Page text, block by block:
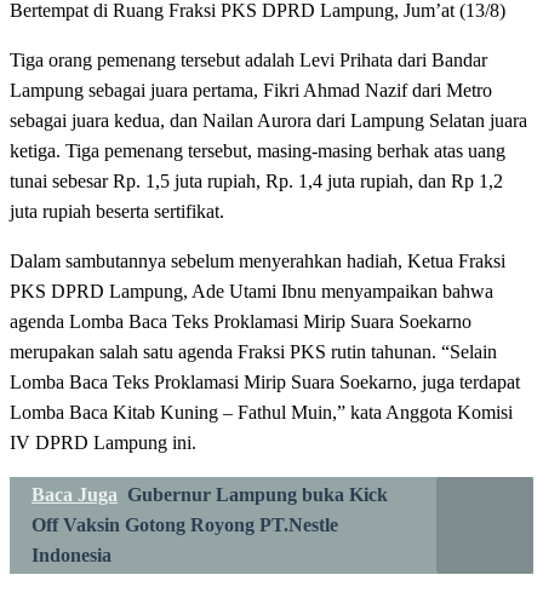
Bertempat di Ruang Fraksi PKS DPRD Lampung, Jum’at (13/8)
Tiga orang pemenang tersebut adalah Levi Prihata dari Bandar
Lampung sebagai juara pertama, Fikri Ahmad Nazif dari Metro
sebagai juara kedua, dan Nailan Aurora dari Lampung Selatan juara
ketiga. Tiga pemenang tersebut, masing-masing berhak atas uang
tunai sebesar Rp. 1,5 juta rupiah, Rp. 1,4 juta rupiah, dan Rp 1,2
juta rupiah beserta sertifikat.
Dalam sambutannya sebelum menyerahkan hadiah, Ketua Fraksi
PKS DPRD Lampung, Ade Utami Ibnu menyampaikan bahwa
agenda Lomba Baca Teks Proklamasi Mirip Suara Soekarno
merupakan salah satu agenda Fraksi PKS rutin tahunan. “Selain
Lomba Baca Teks Proklamasi Mirip Suara Soekarno, juga terdapat
Lomba Baca Kitab Kuning – Fathul Muin,” kata Anggota Komisi
IV DPRD Lampung ini.
Baca Juga Gubernur Lampung buka Kick
Off Vaksin Gotong Royong PT.Nestle
Indonesia